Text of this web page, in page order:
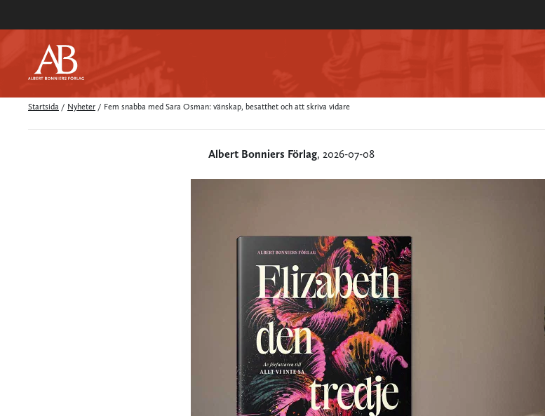
Startsida / Nyheter / Fem snabba med Sara Osman: vänskap, besatthet och att skriva vidare
Albert Bonniers Förlag, 2026-07-08